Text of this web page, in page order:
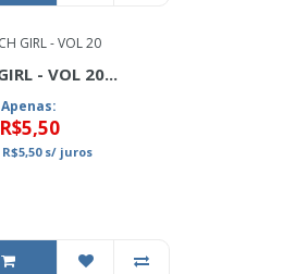
- VOL 20...
Apenas:
R$5,50
R$5,50s/ juros